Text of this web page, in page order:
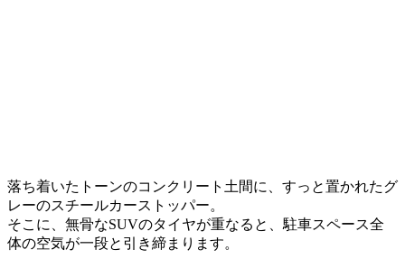
落ち着いたトーンのコンクリート土間に、すっと置かれたグ
レーのスチールカーストッパー。
そこに、無骨なSUVのタイヤが重なると、駐車スペース全
体の空気が一段と引き締まります。